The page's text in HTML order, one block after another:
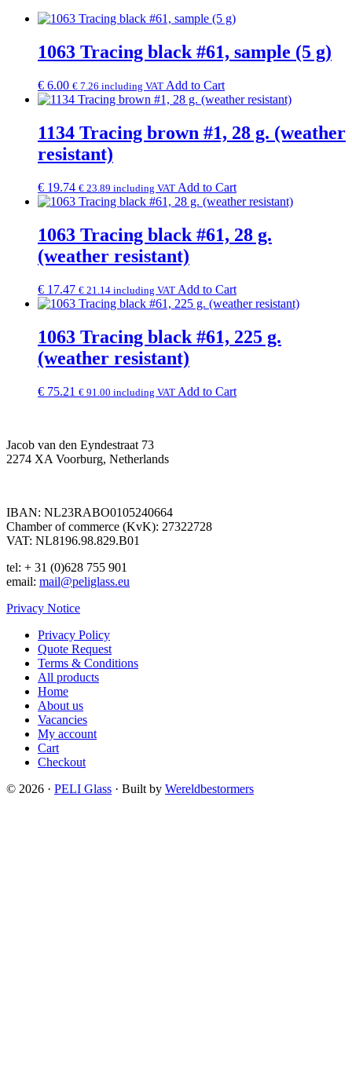
1063 Tracing black #61, sample (5 g)
€ 6.00 € 7.26 including VAT Add to Cart
1134 Tracing brown #1, 28 g. (weather
resistant)
€ 19.74 € 23.89 including VAT Add to Cart
1063 Tracing black #61, 28 g.
(weather resistant)
€ 17.47 € 21.14 including VAT Add to Cart
1063 Tracing black #61, 225 g.
(weather resistant)
€ 75.21 € 91.00 including VAT Add to Cart
Jacob van den Eyndestraat 73
2274 XA Voorburg, Netherlands
IBAN: NL23RABO0105240664
Chamber of commerce (KvK): 27322728
VAT: NL8196.98.829.B01
tel: + 31 (0)628 755 901
email: mail@peliglass.eu
Privacy Notice
Privacy Policy
Quote Request
Terms & Conditions
All products
Home
About us
Vacancies
My account
Cart
Checkout
© 2026 · PELI Glass · Built by Wereldbestormers